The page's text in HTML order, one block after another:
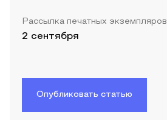
Рассылка печатных экземпляров
2 сентября
Опубликовать статью